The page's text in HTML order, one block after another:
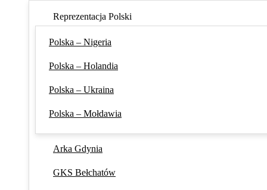
Reprezentacja Polski
Polska – Nigeria
Polska – Holandia
Polska – Ukraina
Polska – Mołdawia
Arka Gdynia
GKS Bełchatów